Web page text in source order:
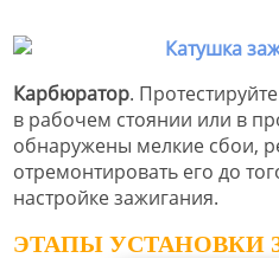
Карбюратор.
в рабочем стоянии или в
обнаружены мелкие сбои,
отремонтировать его до
настройке зажигания.
ЭТАПЫ УСТАНОВКИ